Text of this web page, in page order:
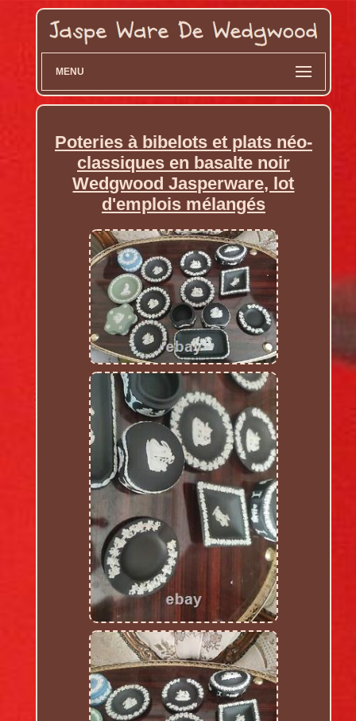
MENU
Poteries à bibelots et plats néo-
classiques en basalte noir
Wedgwood Jasperware, lot
d'emplois mélangés